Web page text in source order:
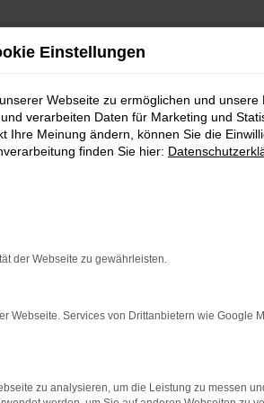
auf neuwertige Fahrzeuge zu
Zuverlässigkeit und einem
Modell für Ihre Ansprüche.
zur Seite: von Wartung und
Wegen und einem
neuwertige Ausstattung und
Einstellungen
Webseite zu ermöglichen und unsere
verarbeiten Daten für Marketing und
Ihre Meinung ändern, können Sie die
finden Sie hier:
der Webseite zu gewährleisten.
Webseite. Services von Drittanbietern wie Google
zu analysieren, um die Leistung zu messen